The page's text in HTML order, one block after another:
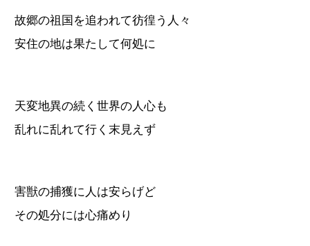
故郷の祖国を追われて彷徨う人々
安住の地は果たして何処に
天変地異の続く世界の人心も
乱れに乱れて行く末見えず
害獣の捕獲に人は安らげど
その処分には心痛めり